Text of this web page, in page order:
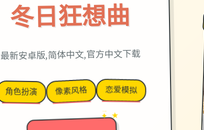
冬日狂想曲
最新安卓版,简体中文,官方中文下载
角色扮演 像素风格 恋爱模拟
→
✦ ★